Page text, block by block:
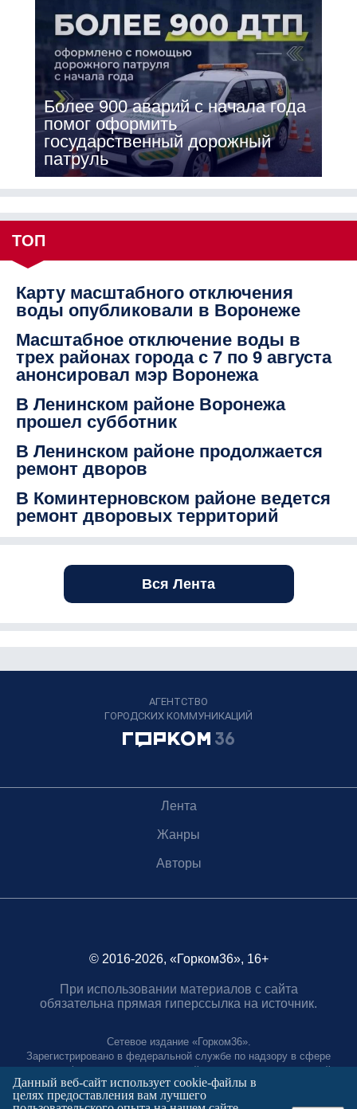
Более 900 аварий с начала года
помог оформить
государственный дорожный
патруль
ТОП
Карту масштабного отключения
воды опубликовали в Воронеже
Масштабное отключение воды в
трех районах города с 7 по 9 августа
анонсировал мэр Воронежа
В Ленинском районе Воронежа
прошел субботник
В Ленинском районе продолжается
ремонт дворов
В Коминтерновском районе ведется
ремонт дворовых территорий
Вся Лента
АГЕНТСТВО
ГОРОДСКИХ КОММУНИКАЦИЙ
Лента
Жанры
Авторы
© 2016-2026, «Горком36», 16+
При использовании материалов с сайта
обязательна прямая гиперссылка на источник.
Сетевое издание «Горком36».
Зарегистрировано в федеральной службе по надзору в сфере
связи, информационных технологий и массовых коммуникаций.
Регистрационный номер ЭЛ № ФС77-88966 от 21 января 2025 г.
Учредитель: Муниципальное автономное учреждение "Агентство
Данный веб-сайт использует cookie-файлы в
целях предоставления вам лучшего